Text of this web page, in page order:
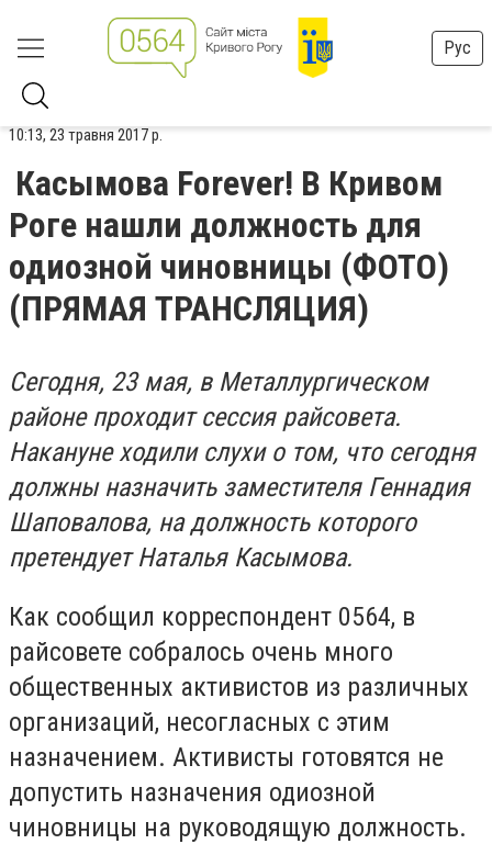
Рус
10:13, 23 травня 2017 р.
Касымова Forever! В Кривом
Роге нашли должность для
одиозной чиновницы (ФОТО)
(ПРЯМАЯ ТРАНСЛЯЦИЯ)
Сегодня, 23 мая, в Металлургическом
районе проходит сессия райсовета.
Накануне ходили слухи о том, что сегодня
должны назначить заместителя Геннадия
Шаповалова, на должность которого
претендует Наталья Касымова.
Как сообщил корреспондент 0564, в
райсовете собралось очень много
общественных активистов из различных
организаций, несогласных с этим
назначением. Активисты готовятся не
допустить назначения одиозной
чиновницы на руководящую должность.